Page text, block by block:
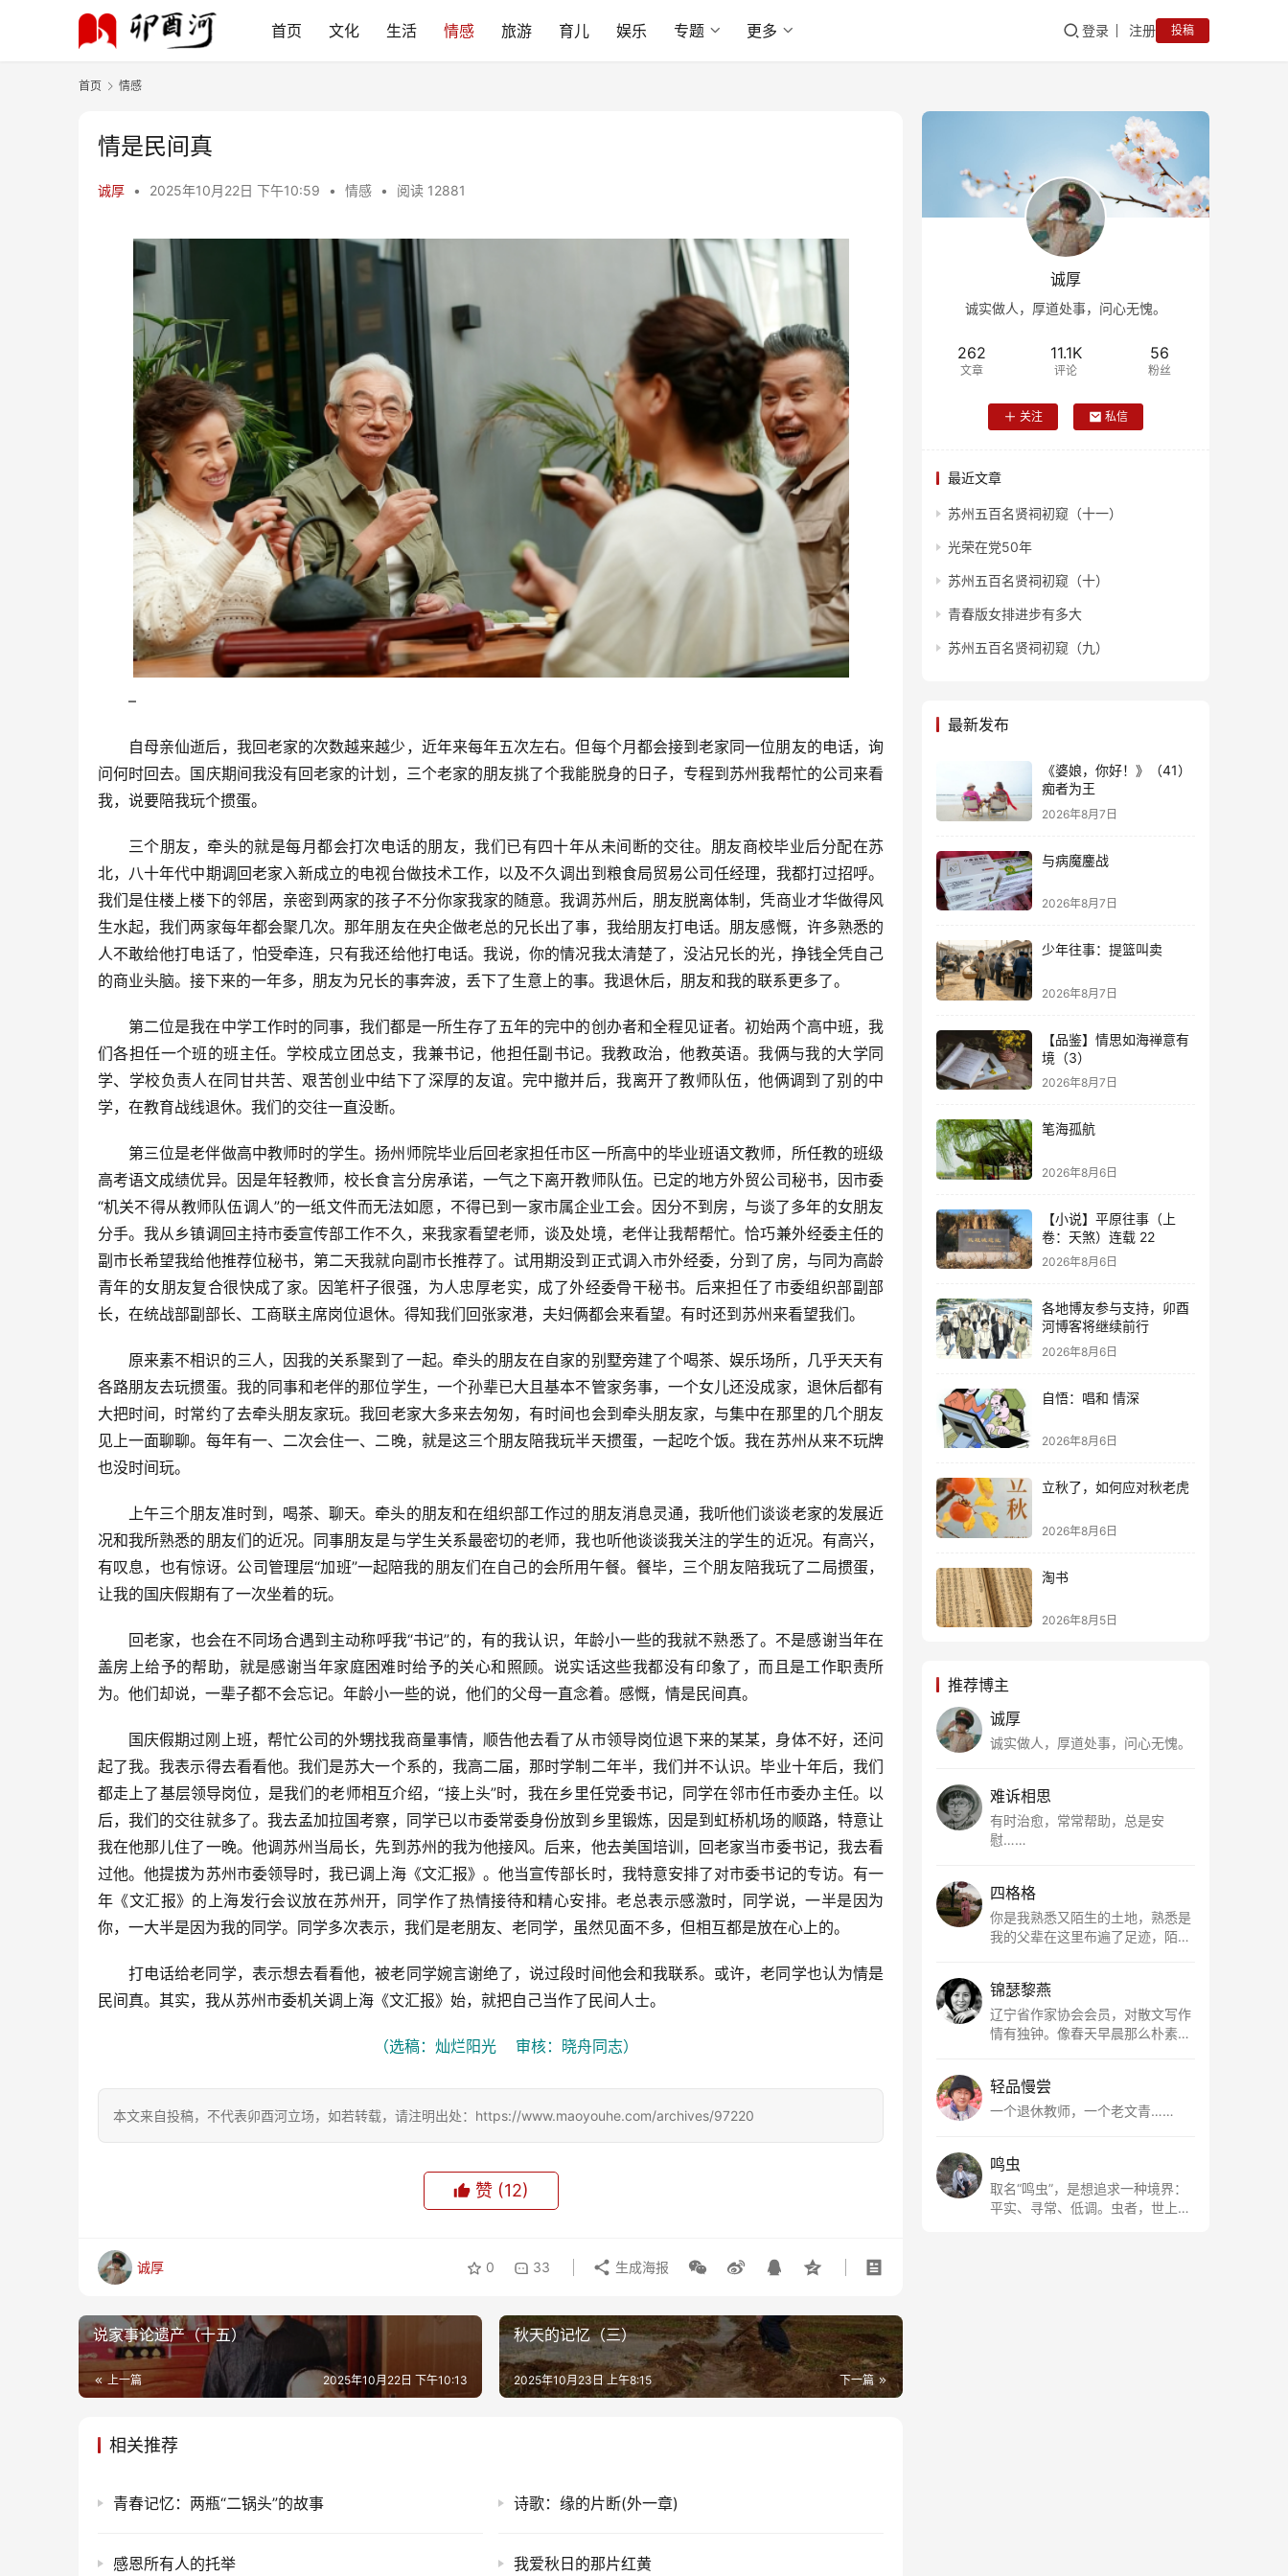
首页 文化 生活 情感 旅游 育儿 娱乐 专题 更多 登录 注册 投稿
首页 情感
情是民间真
诚厚 • 2025年10月22日 下午10:59 • 情感 • 阅读 12881
–
自母亲仙逝后，我回老家的次数越来越少，近年来每年五次左右。但每个月都会接到老家同一位朋友的电话，询
问何时回去。国庆期间我没有回老家的计划，三个老家的朋友挑了个我能脱身的日子，专程到苏州我帮忙的公司来看
我，说要陪我玩个掼蛋。
三个朋友，牵头的就是每月都会打次电话的朋友，我们已有四十年从未间断的交往。朋友商校毕业后分配在苏
北，八十年代中期调回老家入新成立的电视台做技术工作，以及不久调出到粮食局贸易公司任经理，我都打过招呼。
我们是住楼上楼下的邻居，亲密到两家的孩子不分你家我家的随意。我调苏州后，朋友脱离体制，凭商业才华做得风
生水起，我们两家每年都会聚几次。那年朋友在央企做老总的兄长出了事，我给朋友打电话。朋友感慨，许多熟悉的
人不敢给他打电话了，怕受牵连，只有我还给他打电话。我说，你的情况我太清楚了，没沾兄长的光，挣钱全凭自己
的商业头脑。接下来的一年多，朋友为兄长的事奔波，丢下了生意上的事。我退休后，朋友和我的联系更多了。
第二位是我在中学工作时的同事，我们都是一所生存了五年的完中的创办者和全程见证者。初始两个高中班，我
们各担任一个班的班主任。学校成立团总支，我兼书记，他担任副书记。我教政治，他教英语。我俩与我的大学同
学、学校负责人在同甘共苦、艰苦创业中结下了深厚的友谊。完中撤并后，我离开了教师队伍，他俩调到了别的中
学，在教育战线退休。我们的交往一直没断。
第三位是老伴做高中教师时的学生。扬州师院毕业后回老家担任市区一所高中的毕业班语文教师，所任教的班级
高考语文成绩优异。因是年轻教师，校长食言分房承诺，一气之下离开教师队伍。已定的地方外贸公司秘书，因市委
“机关不得从教师队伍调人”的一纸文件而无法如愿，不得已到一家市属企业工会。因分不到房，与谈了多年的女朋友
分手。我从乡镇调回主持市委宣传部工作不久，来我家看望老师，谈及处境，老伴让我帮帮忙。恰巧兼外经委主任的
副市长希望我给他推荐位秘书，第二天我就向副市长推荐了。试用期没到正式调入市外经委，分到了房，与同为高龄
青年的女朋友复合很快成了家。因笔杆子很强，为人忠厚老实，成了外经委骨干秘书。后来担任了市委组织部副部
长，在统战部副部长、工商联主席岗位退休。得知我们回张家港，夫妇俩都会来看望。有时还到苏州来看望我们。
原来素不相识的三人，因我的关系聚到了一起。牵头的朋友在自家的别墅旁建了个喝茶、娱乐场所，几乎天天有
各路朋友去玩掼蛋。我的同事和老伴的那位学生，一个孙辈已大且基本不管家务事，一个女儿还没成家，退休后都有
大把时间，时常约了去牵头朋友家玩。我回老家大多来去匆匆，有时间也会到牵头朋友家，与集中在那里的几个朋友
见上一面聊聊。每年有一、二次会住一、二晚，就是这三个朋友陪我玩半天掼蛋，一起吃个饭。我在苏州从来不玩牌
也没时间玩。
上午三个朋友准时到，喝茶、聊天。牵头的朋友和在组织部工作过的朋友消息灵通，我听他们谈谈老家的发展近
况和我所熟悉的朋友们的近况。同事朋友是与学生关系最密切的老师，我也听他谈谈我关注的学生的近况。有高兴，
有叹息，也有惊讶。公司管理层“加班”一起陪我的朋友们在自己的会所用午餐。餐毕，三个朋友陪我玩了二局掼蛋，
让我的国庆假期有了一次坐着的玩。
回老家，也会在不同场合遇到主动称呼我“书记”的，有的我认识，年龄小一些的我就不熟悉了。不是感谢当年在
盖房上给予的帮助，就是感谢当年家庭困难时给予的关心和照顾。说实话这些我都没有印象了，而且是工作职责所
为。他们却说，一辈子都不会忘记。年龄小一些的说，他们的父母一直念着。感慨，情是民间真。
国庆假期过刚上班，帮忙公司的外甥找我商量事情，顺告他去看了从市领导岗位退下来的某某，身体不好，还问
起了我。我表示得去看看他。我们是苏大一个系的，我高二届，那时学制二年半，我们并不认识。毕业十年后，我们
都走上了基层领导岗位，是我们的老师相互介绍，“接上头”时，我在乡里任党委书记，同学在邻市任市委办主任。以
后，我们的交往就多了。我去孟加拉国考察，同学已以市委常委身份放到乡里锻炼，因是到虹桥机场的顺路，特意让
我在他那儿住了一晚。他调苏州当局长，先到苏州的我为他接风。后来，他去美国培训，回老家当市委书记，我去看
过他。他提拔为苏州市委领导时，我已调上海《文汇报》。他当宣传部长时，我特意安排了对市委书记的专访。有一
年《文汇报》的上海发行会议放在苏州开，同学作了热情接待和精心安排。老总表示感激时，同学说，一半是因为
你，一大半是因为我的同学。同学多次表示，我们是老朋友、老同学，虽然见面不多，但相互都是放在心上的。
打电话给老同学，表示想去看看他，被老同学婉言谢绝了，说过段时间他会和我联系。或许，老同学也认为情是
民间真。其实，我从苏州市委机关调上海《文汇报》始，就把自己当作了民间人士。
（选稿：灿烂阳光    审核：晓舟同志）
本文来自投稿，不代表卯酉河立场，如若转载，请注明出处：https://www.maoyouhe.com/archives/97220
赞 (12)
诚厚 0 33 生成海报
说家事论遗产（十五）
上一篇 2025年10月22日 下午10:13
秋天的记忆（三）
下一篇
2025年10月23日 上午8:15
相关推荐
青春记忆：两瓶“二锅头”的故事 诗歌：缘的片断(外一章)
感恩所有人的托举 我爱秋日的那片红黄
诚厚
诚实做人，厚道处事，问心无愧。
262
文章
11.1K
评论
56
粉丝
关注 私信
最近文章
苏州五百名贤祠初窥（十一）
光荣在党50年
苏州五百名贤祠初窥（十）
青春版女排进步有多大
苏州五百名贤祠初窥（九）
最新发布
《婆娘，你好！》（41）
痴者为王
2026年8月7日
与病魔鏖战
2026年8月7日
少年往事：提篮叫卖
2026年8月7日
【品鉴】情思如海禅意有
境（3）
2026年8月7日
笔海孤航
2026年8月6日
【小说】平原往事（上
卷：天煞）连载 22
2026年8月6日
各地博友参与支持，卯酉
河博客将继续前行
2026年8月6日
自悟：唱和 情深
2026年8月6日
立秋了，如何应对秋老虎
2026年8月6日
淘书
2026年8月5日
推荐博主
诚厚
诚实做人，厚道处事，问心无愧。
难诉相思
有时治愈，常常帮助，总是安
慰……
四格格
你是我熟悉又陌生的土地，熟悉是
我的父辈在这里布遍了足迹，陌生
根所在，我用文字慢慢认识你、慢
慢熟悉你。
锦瑟黎燕
辽宁省作家协会会员，对散文写作
情有独钟。像春天早晨那么朴素，
轻品慢尝
一个退休教师，一个老文青……
鸣虫
取名“鸣虫”，是想追求一种境界：
平实、寻常、低调。虫者，世上最